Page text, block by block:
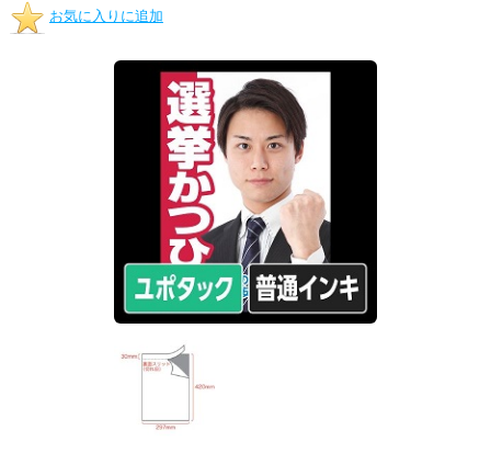
お気に入りに追加